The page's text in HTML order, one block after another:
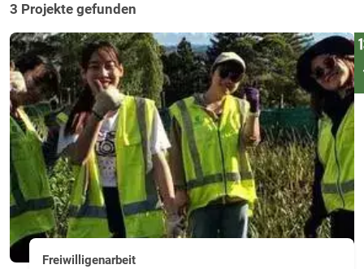
3 Projekte gefunden
Freiwilligenarbeit